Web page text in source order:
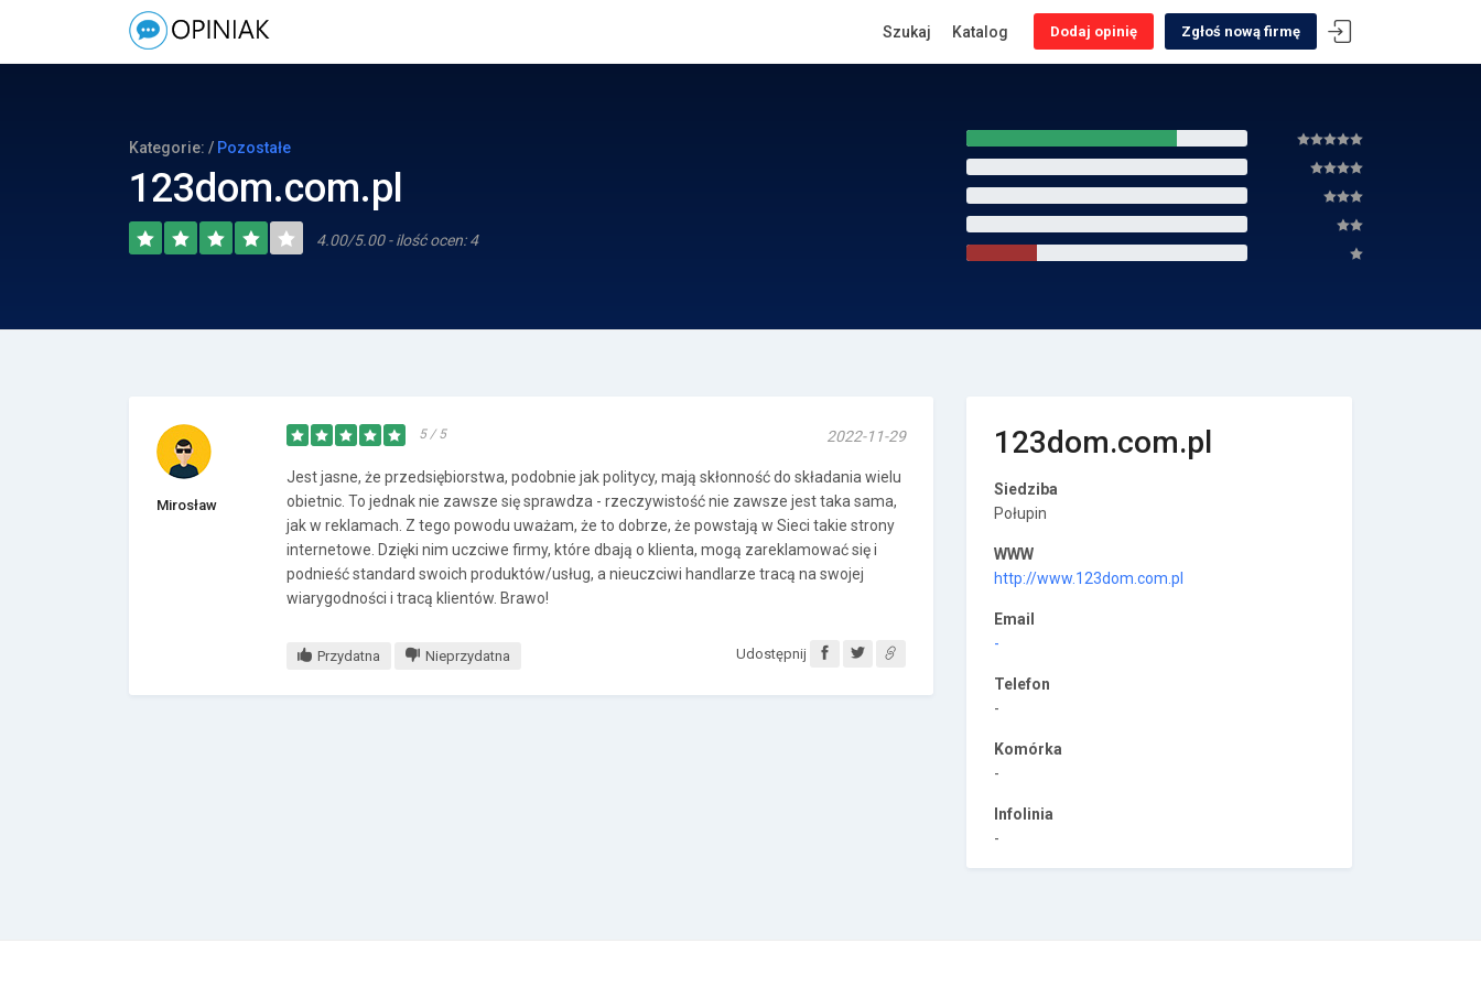
Kategorie: / Pozostałe
123dom.com.pl
4.00/5.00 - ilość ocen: 4
Mirosław
5 / 5 2022-11-29
Jest jasne, że przedsiębiorstwa, podobnie jak politycy, mają skłonność do składania wielu
obietnic. To jednak nie zawsze się sprawdza - rzeczywistość nie zawsze jest taka sama,
jak w reklamach. Z tego powodu uważam, że to dobrze, że powstają w Sieci takie strony
internetowe. Dzięki nim uczciwe firmy, które dbają o klienta, mogą zareklamować się i
podnieść standard swoich produktów/usług, a nieuczciwi handlarze tracą na swojej
wiarygodności i tracą klientów. Brawo!
Przydatna Nieprzydatna Udostępnij
123dom.com.pl
Siedziba
Połupin
WWW
http://www.123dom.com.pl
Email
-
Telefon
-
Komórka
-
Infolinia
-
Dodaj opinię Zgłoś nową firmę
Szukaj Katalog